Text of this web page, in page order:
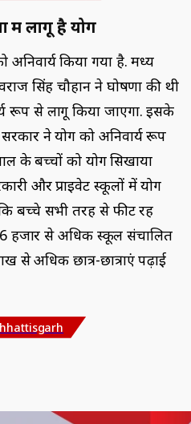
में लागू है योग
किया गया है. मध्य
सिंह चौहान ने घोषणा की थी
रूप से लागू किया जाएगा. इसके
ने योग को अनिवार्य रूप
के बच्चों को योग सिखाया
और प्राइवेट स्कूलों में योग
बच्चे सभी तरह से फीट रह
हजार से अधिक स्कूल संचालित
से अधिक छात्र-छात्राएं पढ़ाई